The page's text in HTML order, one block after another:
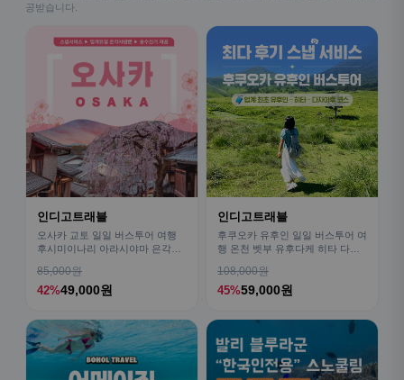
공받습니다.
인디고트래블
오사카 교토 일일 버스투어 여행
후시미이나리 아라시야마 은각사
85,000원
42%49,000원
인디고트래블
후쿠오카 유후인 일일 버스투어 여
행 온천 벳부 유후다케 히타 다자
108,000원
45%59,000원